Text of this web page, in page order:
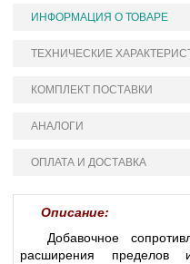
ИНФОРМАЦИЯ О ТОВАРЕ
ТЕХНИЧЕСКИЕ
КОМПЛЕКТ ПОСТАВКИ
АНАЛОГИ
ОПЛАТА И ДОСТАВКА
Описание:
Добавочное
расширения пределов